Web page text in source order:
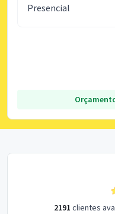
Presencial
2191 clientes